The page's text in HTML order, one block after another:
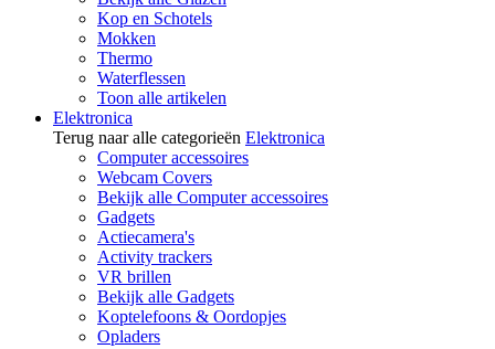
Kop en Schotels
Mokken
Thermo
Waterflessen
Toon alle artikelen
Elektronica
Terug naar alle categorieën Elektronica
Computer accessoires
Webcam Covers
Bekijk alle Computer accessoires
Gadgets
Actiecamera's
Activity trackers
VR brillen
Bekijk alle Gadgets
Koptelefoons & Oordopjes
Opladers